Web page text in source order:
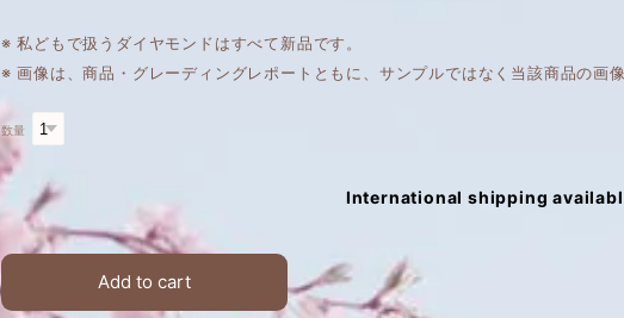
※ 私どもで扱うダイヤモンドはすべて新品です。
※ 画像は、商品・グレーディングレポートともに、サンプルではなく当該商品の画像
数量
International shipping
Add to cart